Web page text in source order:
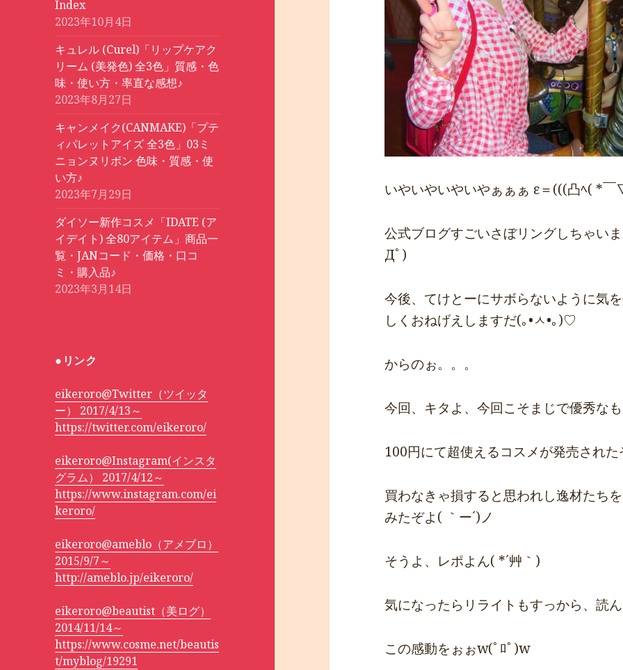
Index
2023年10月4日
キュレル (Curel)「リップケアク
リーム (美発色) 全3色」質感・色
味・使い方・率直な感想♪
2023年8月27日
キャンメイク(CANMAKE)「プテ
ィパレットアイズ 全3色」03ミ
ニョンヌリボン 色味・質感・使
い方♪
2023年7月29日
ダイソー新作コスメ「IDATE (ア
イデイト) 全80アイテム」商品一
覧・JANコード・価格・口コ
ミ・購入品♪
2023年3月14日
●リンク
eikeroro@Twitter（ツイッタ
ー） 2017/4/13～
https://twitter.com/eikeroro/
eikeroro@Instagram(インスタ
グラム） 2017/4/12～
https://www.instagram.com/ei
keroro/
eikeroro@ameblo（アメブロ）
2015/9/7～
http://ameblo.jp/eikeroro/
eikeroro@beautist（美ログ）
2014/11/14～
https://www.cosme.net/beautis
t/myblog/19291
いやいやいやいやぁぁぁ ε＝(((凸ﾍ( *
公式ブログすごいさぼリングしちゃい
Дﾟ)
今後、てけとーにサボらないように気
しくおねげえしますだ(｡•ㅅ•｡)♡
からのぉ。。。
今回、キタよ、今回こそまじで優秀な
100円にて超使えるコスメが発売され
買わなきゃ損すると思われし逸材たち
みたぞよ( ｀ー´)ノ
そうよ、レポよん( *´艸｀)
気になったらリライトもすっから、読
この感動をぉぉw(ﾟﾛﾟ)w